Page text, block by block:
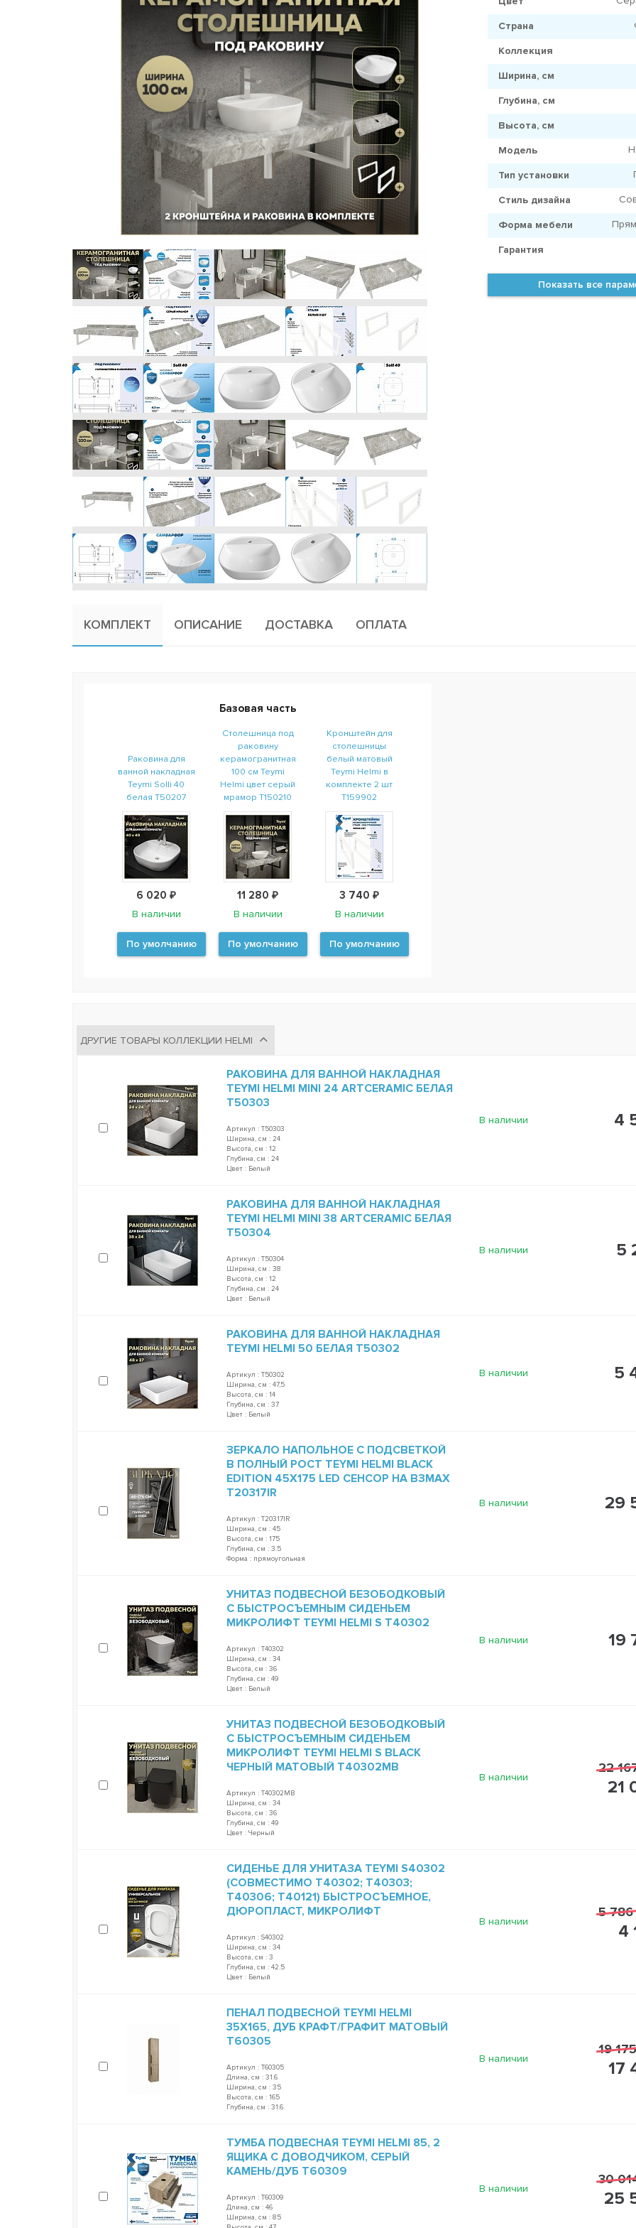
Страна
Коллекция
Ширина, см
Глубина, см
Высота, см
Модель
Тип установки
Стиль дизайна
Форма мебели
Гарантия
Показать все
КОМПЛЕКТ ОПИСАНИЕ ДОСТАВКА ОПЛАТА
Базовая часть
Раковина для
ванной накладная
Teymi Solli 40
белая T50207
6 020 ₽
В наличии
По умолчанию
Столешница под
раковину
керамогранитная
100 см Teymi
Helmi цвет серый
мрамор T150210
11 280 ₽
В наличии
По умолчанию
Кронштейн для
столешницы
белый матовый
Teymi Helmi в
комплекте 2 шт
T159902
3 740 ₽
В наличии
По умолчанию
ДРУГИЕ ТОВАРЫ КОЛЛЕКЦИИ HELMI
РАКОВИНА ДЛЯ ВАННОЙ НАКЛАДНАЯ
TEYMI HELMI MINI 24 ARTCERAMIC БЕЛАЯ
T50303
Артикул : T50303
Ширина, см : 24
Высота, см : 12
Глубина, см : 24
Цвет : Белый
В наличии 4
РАКОВИНА ДЛЯ ВАННОЙ НАКЛАДНАЯ
TEYMI HELMI MINI 38 ARTCERAMIC БЕЛАЯ
T50304
Артикул : T50304
Ширина, см : 38
Высота, см : 12
Глубина, см : 24
Цвет : Белый
В наличии 5
РАКОВИНА ДЛЯ ВАННОЙ НАКЛАДНАЯ
TEYMI HELMI 50 БЕЛАЯ T50302
Артикул : T50302
Ширина, см : 47,5
Высота, см : 14
Глубина, см : 37
Цвет : Белый
В наличии 5
ЗЕРКАЛО НАПОЛЬНОЕ С ПОДСВЕТКОЙ
В ПОЛНЫЙ РОСТ TEYMI HELMI BLACK
EDITION 45Х175 LED СЕНСОР НА ВЗМАХ
T20317IR
Артикул : T20317IR
Ширина, см : 45
Высота, см : 175
Глубина, см : 3.5
Форма : прямоугольная
В наличии 29
УНИТАЗ ПОДВЕСНОЙ БЕЗОБОДКОВЫЙ
С БЫСТРОСЪЕМНЫМ СИДЕНЬЕМ
МИКРОЛИФТ TEYMI HELMI S T40302
Артикул : T40302
Ширина, см : 34
Высота, см : 36
Глубина, см : 49
Цвет : Белый
В наличии 19
УНИТАЗ ПОДВЕСНОЙ БЕЗОБОДКОВЫЙ
С БЫСТРОСЪЕМНЫМ СИДЕНЬЕМ
МИКРОЛИФТ TEYMI HELMI S BLACK
ЧЕРНЫЙ МАТОВЫЙ T40302MB
Артикул : T40302MB
Ширина, см : 34
Высота, см : 36
Глубина, см : 49
Цвет : Черный
В наличии
22
21
СИДЕНЬЕ ДЛЯ УНИТАЗА TEYMI S40302
(СОВМЕСТИМО T40302; T40303;
T40306; T40121) БЫСТРОСЪЕМНОЕ,
ДЮРОПЛАСТ, МИКРОЛИФТ
Артикул : S40302
Ширина, см : 34
Высота, см : 3
Глубина, см : 42.5
Цвет : Белый
В наличии
5 786
4
ПЕНАЛ ПОДВЕСНОЙ TEYMI HELMI
35Х165, ДУБ КРАФТ/ГРАФИТ МАТОВЫЙ
T60305
Артикул : T60305
Длина, см : 31.6
Ширина, см : 35
Высота, см : 165
Глубина, см : 31.6
В наличии
19
17
ТУМБА ПОДВЕСНАЯ TEYMI HELMI 85, 2
ЯЩИКА С ДОВОДЧИКОМ, СЕРЫЙ
КАМЕНЬ/ДУБ T60309
Артикул : T60309
Длина, см : 46
Ширина, см : 85
В наличии
30
25